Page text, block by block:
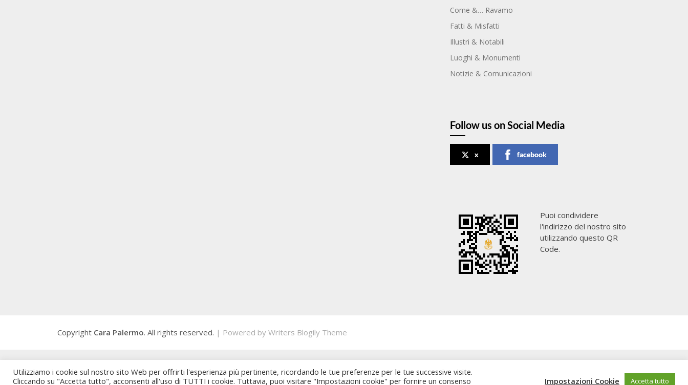
Come &… Ravamo
Fatti & Misfatti
Illustri & Notabili
Luoghi & Monumenti
Notizie & Comunicazioni
Follow us on Social Media
x facebook
Puoi condividere
l'indirizzo del nostro sito
utilizzando questo QR
Code.
Copyright Cara Palermo. All rights reserved. | Powered by Writers Blogily Theme
Utilizziamo i cookie sul nostro sito Web per offrirti l'esperienza più pertinente, ricordando le tue preferenze per le tue successive visite.
Cliccando su "Accetta tutto", acconsenti all'uso di TUTTI i cookie. Tuttavia, puoi visitare "Impostazioni cookie" per fornire un consenso
Impostazioni Cookie Accetta tutto